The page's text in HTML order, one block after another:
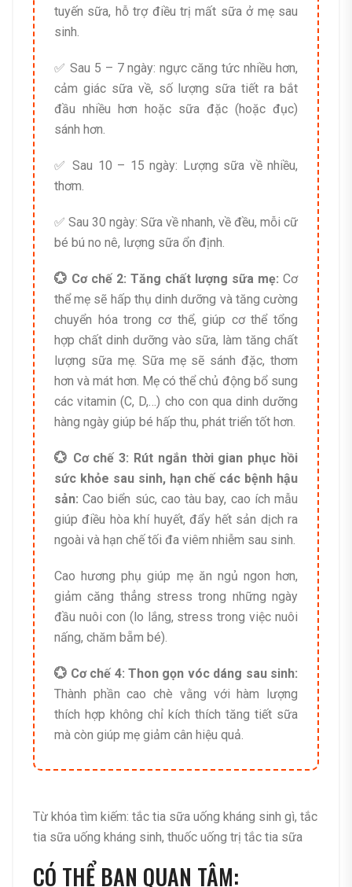
tuyến sữa, hỗ trợ điều trị mất sữa ở mẹ sau
sinh.
✅ Sau 5 – 7 ngày: ngực căng tức nhiều hơn,
cảm giác sữa về, số lượng sữa tiết ra bắt
đầu nhiều hơn hoặc sữa đặc (hoặc đục)
sánh hơn.
✅ Sau 10 – 15 ngày: Lượng sữa về nhiều,
thơm.
✅ Sau 30 ngày: Sữa về nhanh, về đều, mỗi cữ
bé bú no nê, lượng sữa ổn định.
💮 Cơ chế 2: Tăng chất lượng sữa mẹ: Cơ
thể mẹ sẽ hấp thụ dinh dưỡng và tăng cường
chuyển hóa trong cơ thể, giúp cơ thể tổng
hợp chất dinh dưỡng vào sữa, làm tăng chất
lượng sữa mẹ. Sữa mẹ sẽ sánh đặc, thơm
hơn và mát hơn. Mẹ có thể chủ động bổ sung
các vitamin (C, D,…) cho con qua dinh dưỡng
hàng ngày giúp bé hấp thu, phát triển tốt hơn.
💮 Cơ chế 3: Rút ngắn thời gian phục hồi
sức khỏe sau sinh, hạn chế các bệnh hậu
sản: Cao biển súc, cao tàu bay, cao ích mẫu
giúp điều hòa khí huyết, đẩy hết sản dịch ra
ngoài và hạn chế tối đa viêm nhiễm sau sinh.
Cao hương phụ giúp mẹ ăn ngủ ngon hơn,
giảm căng thẳng stress trong những ngày
đầu nuôi con (lo lắng, stress trong việc nuôi
nấng, chăm bẵm bé).
💮 Cơ chế 4: Thon gọn vóc dáng sau sinh:
Thành phần cao chè vằng với hàm lượng
thích hợp không chỉ kích thích tăng tiết sữa
mà còn giúp mẹ giảm cân hiệu quả.
Từ khóa tìm kiếm: tắc tia sữa uống kháng sinh gì, tắc
tia sữa uống kháng sinh, thuốc uống trị tắc tia sữa
CÓ THỂ BẠN QUAN TÂM: